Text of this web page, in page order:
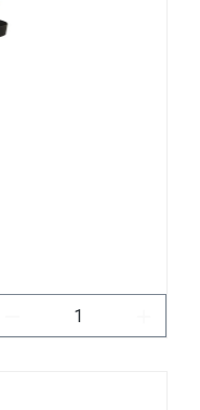
Produkt Anzahl: